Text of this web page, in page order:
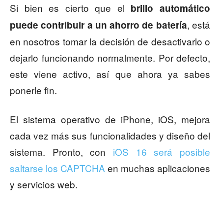
Si bien es cierto que el brillo automático
puede contribuir a un ahorro de batería, está
en nosotros tomar la decisión de desactivarlo o
dejarlo funcionando normalmente. Por defecto,
este viene activo, así que ahora ya sabes
ponerle fin.
El sistema operativo de iPhone, iOS, mejora
cada vez más sus funcionalidades y diseño del
sistema. Pronto, con iOS 16 será posible
saltarse los CAPTCHA en muchas aplicaciones
y servicios web.